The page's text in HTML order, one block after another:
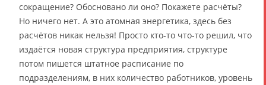
сокращение? Обосновано ли оно? Покажете расчёты?
Но ничего нет. А это атомная энергетика, здесь без
расчётов никак нельзя! Просто кто-то что-то решил, что
издаётся новая структура предприятия, структуре
потом пишется штатное расписание по
подразделениям, в них количество работников, уровень